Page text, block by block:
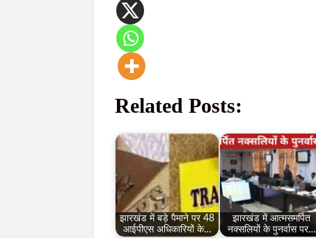
Related Posts:
झारखंड में बड़े पैमाने पर 48
आईपीएस अधिकारियों के…
झारखंड में आत्मसमर्पित
नक्सलियों के पुनर्वास पर…